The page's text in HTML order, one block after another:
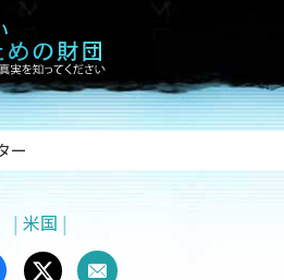
ー
| 米国 |